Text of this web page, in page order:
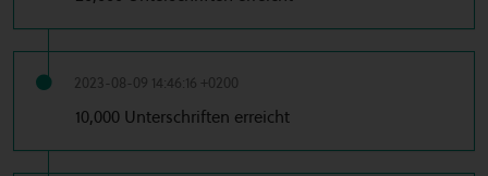
2023-08-09 14:46:16 +0200
10,000 Unterschriften erreicht